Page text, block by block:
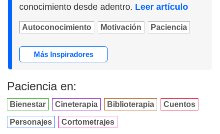
conocimiento desde adentro. Leer artículo
Autoconocimiento Motivación Paciencia
Más Inspiradores
Paciencia en:
Bienestar Cineterapia Biblioterapia Cuentos
Personajes Cortometrajes